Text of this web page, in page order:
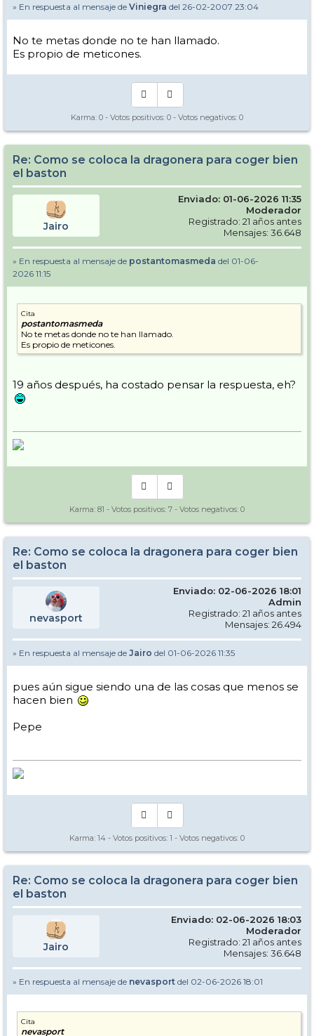
» En respuesta al mensaje de Viniegra del 26-02-2007 23:04
No te metas donde no te han llamado.
Es propio de meticones.
Karma: 0 - Votos positivos: 0 - Votos negativos: 0
Re: Como se coloca la dragonera para coger bien
el baston
Jairo
Enviado: 01-06-2026 11:35
Moderador
Registrado: 21 años antes
Mensajes: 36.648
» En respuesta al mensaje de postantomasmeda del 01-06-
2026 11:15
Cita
postantomasmeda
No te metas donde no te han llamado.
Es propio de meticones.
19 años después, ha costado pensar la respuesta, eh?
Karma: 81 - Votos positivos: 7 - Votos negativos: 0
Re: Como se coloca la dragonera para coger bien
el baston
nevasport
Enviado: 02-06-2026 18:01
Admin
Registrado: 21 años antes
Mensajes: 26.494
» En respuesta al mensaje de Jairo del 01-06-2026 11:35
pues aún sigue siendo una de las cosas que menos se
hacen bien
Pepe
Karma: 14 - Votos positivos: 1 - Votos negativos: 0
Re: Como se coloca la dragonera para coger bien
el baston
Jairo
Enviado: 02-06-2026 18:03
Moderador
Registrado: 21 años antes
Mensajes: 36.648
» En respuesta al mensaje de nevasport del 02-06-2026 18:01
Cita
nevasport